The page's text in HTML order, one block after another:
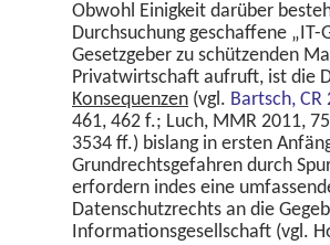
Obwohl Einigkeit darüber
Durchsuchung geschaffene
Gesetzgeber zu schützenden
Privatwirtschaft aufruft, ist die
Konsequenzen (vgl. Bartsch, CR
461, 462 f.; Luch, MMR 2011,
3534 ff.) bislang in ersten
Grundrechtsgefahren durch
erfordern indes eine
Datenschutzrechts an die
Informationsgesellschaft (vgl.